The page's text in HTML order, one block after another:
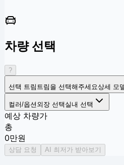
차량 선택
?
선택 트림 트림을 선택해주세요상세 모
컬러/옵션 외장 선택 실내 선택
예상 차량가
총
0만원
상담 요청 AI 최저가 받아보기